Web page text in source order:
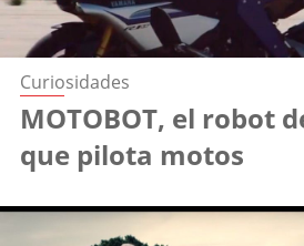
Curiosidades
MOTOBOT, el robot
que pilota motos